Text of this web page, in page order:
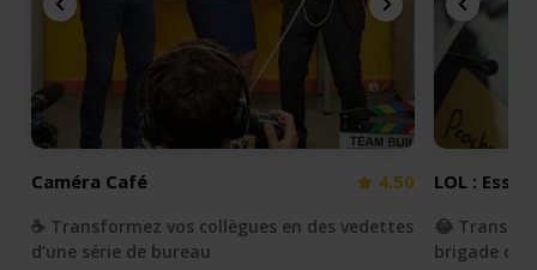
Caméra Café 4.50
☕️ Transformez vos collègues en des vedettes
d’une série de bureau
LOL :
😂
brigade du